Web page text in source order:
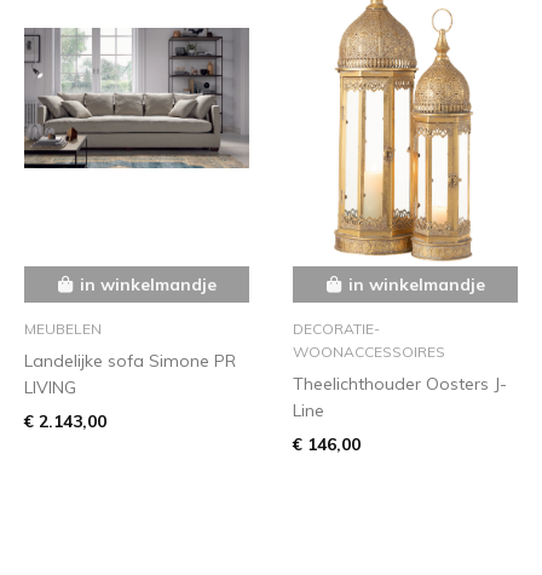
in winkelmandje
MEUBELEN
Landelijke sofa Simone PR
LIVING
€ 2.143,00
in winkelmandje
DECORATIE-
WOONACCESSOIRES
Theelichthouder Oosters J-
Line
€ 146,00